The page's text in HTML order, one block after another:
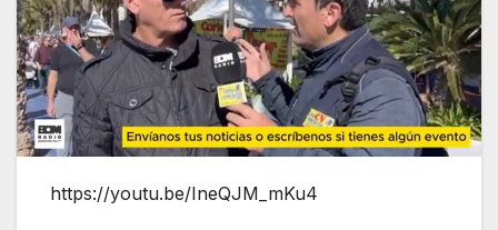
https://youtu.be/IneQJM_mKu4